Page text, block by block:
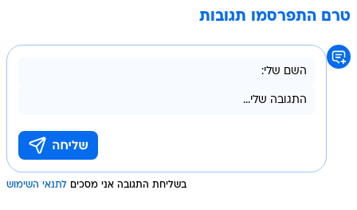
טרם התפרסמו תגובות
בשליחת התגובה אני מסכים לתנאי השימוש